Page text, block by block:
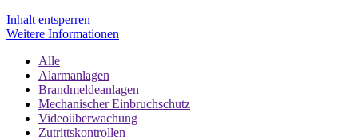
Inhalt entsperren
Weitere Informationen
Alle
Alarmanlagen
Brandmeldeanlagen
Mechanischer Einbruchschutz
Videoüberwachung
Zutrittskontrollen